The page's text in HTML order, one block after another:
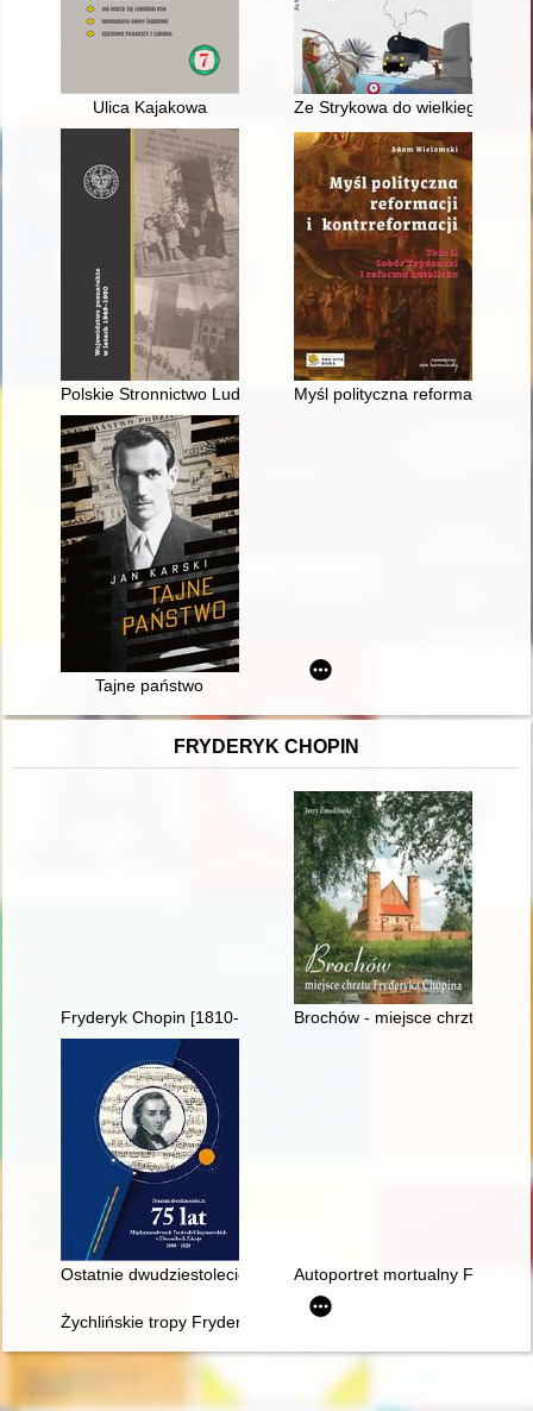
Ulica Kajakowa Ze Strykowa do wielkiego
Polskie Stronnictwo Ludowe w Poznaniu w latach 1945-1947
Myśl polityczna reformacji i
Tajne państwo
FRYDERYK CHOPIN
Fryderyk Chopin [1810-1849]. KorzenieBrochów - miejsce chrztu
Ostatnie dwudziestolecie : 75 lat Międzynarodowych
Autoportret mortualny
Żychlińskie tropy Fryderyka [Chopina]